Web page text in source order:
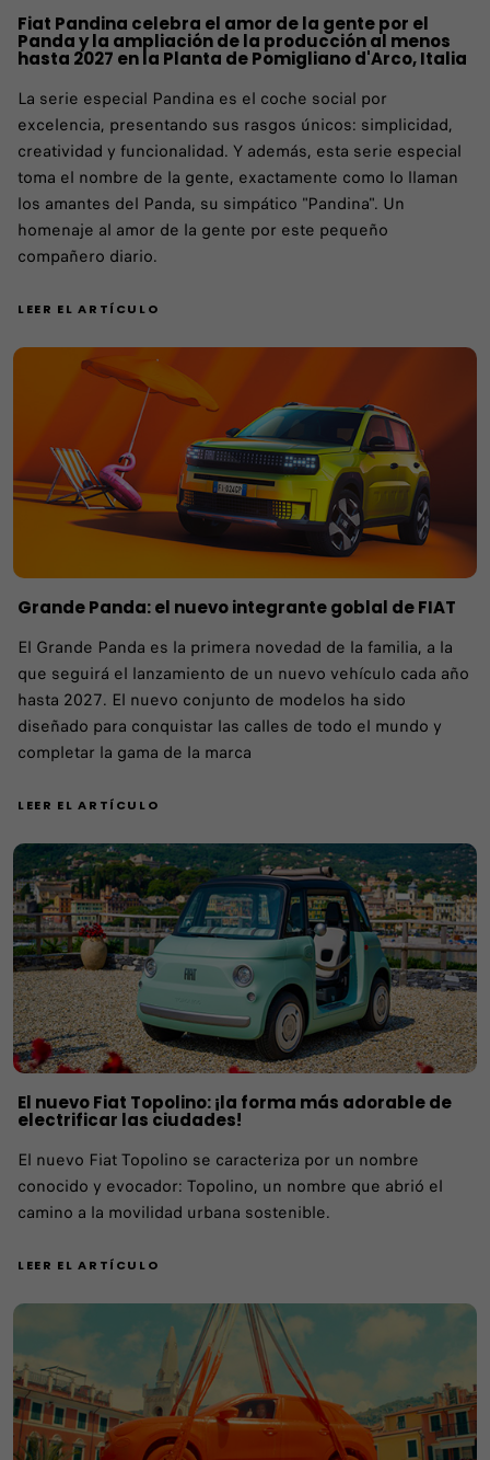
Fiat Pandina celebra el amor de la gente por el
Panda y la ampliación de la producción al menos
hasta 2027 en la Planta de Pomigliano d'Arco, Italia
La serie especial Pandina es el coche social por
excelencia, presentando sus rasgos únicos: simplicidad,
creatividad y funcionalidad. Y además, esta serie especial
toma el nombre de la gente, exactamente como lo llaman
los amantes del Panda, su simpático "Pandina". Un
homenaje al amor de la gente por este pequeño
compañero diario.
LEER EL ARTÍCULO
Grande Panda: el nuevo integrante goblal de FIAT
El Grande Panda es la primera novedad de la familia, a la
que seguirá el lanzamiento de un nuevo vehículo cada año
hasta 2027. El nuevo conjunto de modelos ha sido
diseñado para conquistar las calles de todo el mundo y
completar la gama de la marca
LEER EL ARTÍCULO
El nuevo Fiat Topolino: ¡la forma más adorable de
electrificar las ciudades!
El nuevo Fiat Topolino se caracteriza por un nombre
conocido y evocador: Topolino, un nombre que abrió el
camino a la movilidad urbana sostenible.
LEER EL ARTÍCULO